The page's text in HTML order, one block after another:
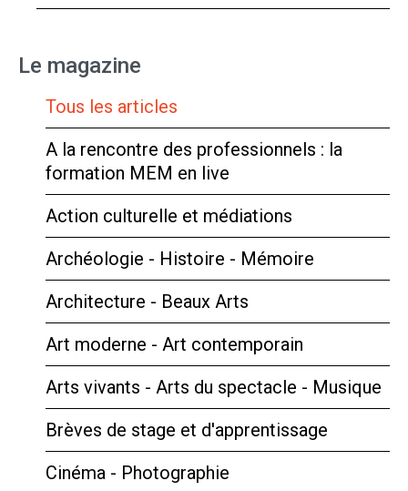
Le magazine
Tous les articles
A la rencontre des professionnels : la
formation MEM en live
Action culturelle et médiations
Archéologie - Histoire - Mémoire
Architecture - Beaux Arts
Art moderne - Art contemporain
Arts vivants - Arts du spectacle - Musique
Brèves de stage et d'apprentissage
Cinéma - Photographie